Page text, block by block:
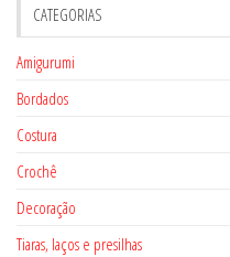
CATEGORIAS
Amigurumi
Bordados
Costura
Crochê
Decoração
Tiaras, laços e presilhas